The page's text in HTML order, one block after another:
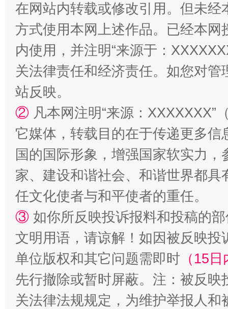
在网站内转载或修改引用。但未
方式使用本网上述作品。已经本
内使用，并注明“来源于：
关法律责任和经济责任。如您对
站反映。
② 凡本网注明“来源：
它媒体，转载目的在于传递更多
国的国际形象，增强国家软实力
家、建设和谐社会、和谐世界都
任文化使者与和平使者的重任。
③ 如你所反映投诉报料和投稿的
文明用语，请谅解！如因被反映
单位版权和其它问题需即时 （15
先行撤除或暂时屏蔽。注：被反
关法律法规规定，为维护举报人